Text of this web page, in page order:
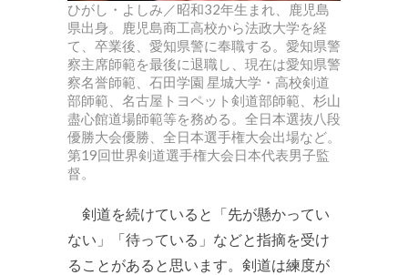
ひがし・よしみ／昭和32年生まれ、鹿児島
県出身。鹿児島商工高校から法政大学を経
て、卒業後、愛知県警に奉職する。愛知県警
察主席師範を最後に退職し、現在は愛知県警
察名誉師範、石田学園 星城大学・高校剣道
部師範、名古屋トヨペット剣道部師範、杉山
盡心館道場師範等を務める。全日本選抜八段
優勝大会優勝、全日本選手権大会出場など。
第19回世界剣道選手権大会日本代表男子監
督。
剣道を続けていると「先が懸かってい
ない」「待っている」などと指摘を受け
ることがあると思います。剣道は練度が